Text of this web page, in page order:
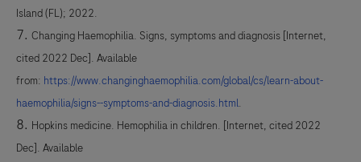
Island (FL); 2022.
Changing Haemophilia. Signs, symptoms and diagnosis [Internet,
cited 2022 Dec]. Available
from: https://www.changinghaemophilia.com/global/cs/learn-about-
haemophilia/signs--symptoms-and-diagnosis.html.
Hopkins medicine. Hemophilia in children. [Internet, cited 2022
Dec]. Available